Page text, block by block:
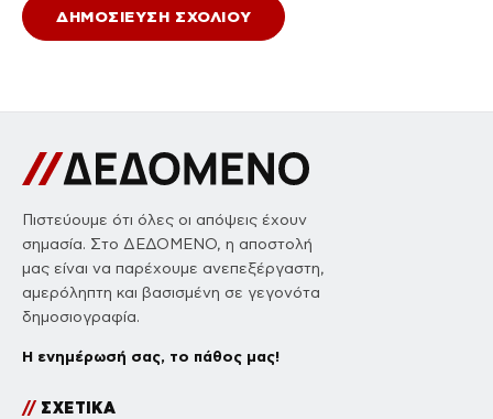
Πιστεύουμε ότι όλες οι απόψεις έχουν
σημασία. Στο ΔΕΔΟΜΕΝΟ, η αποστολή
μας είναι να παρέχουμε ανεπεξέργαστη,
αμερόληπτη και βασισμένη σε γεγονότα
δημοσιογραφία.
Η ενημέρωσή σας, το πάθος μας!
//ΣΧΕΤΙΚΑ